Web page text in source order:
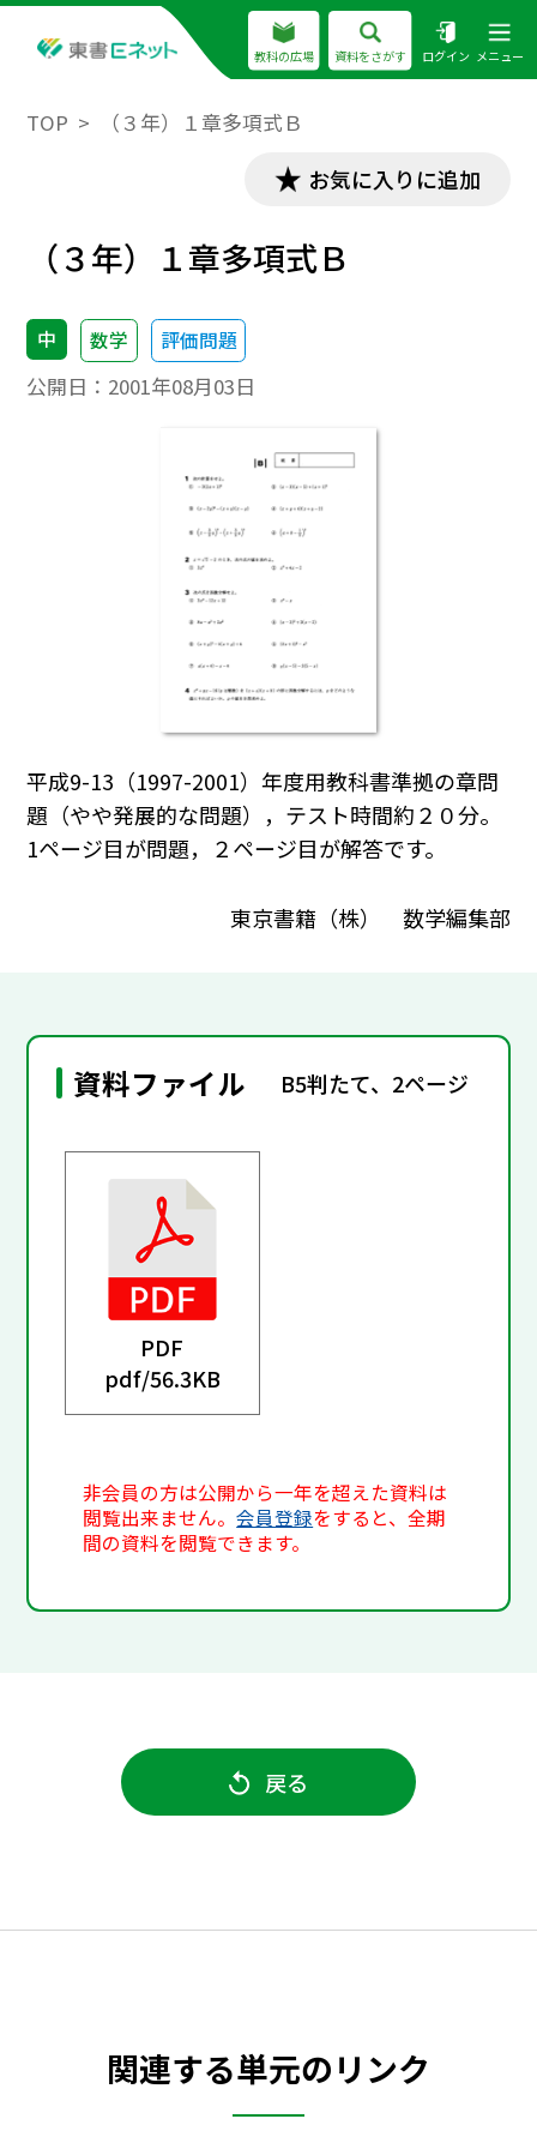
教科の広場 資料をさがす ログイン メニュー
TOP （３年）１章多項式Ｂ
お気に入りに追加
（３年）１章多項式Ｂ
中 数学 評価問題
公開日： 2001年08月03日
平成9-13（1997-2001）年度用教科書準拠の章問
題（やや発展的な問題），テスト時間約２０分。
1ページ目が問題，２ページ目が解答です。
東京書籍（株） 数学編集部
資料ファイル B5判たて、2ページ
PDF
pdf/56.3KB
非会員の方は公開から一年を超えた資料は
閲覧出来ません。会員登録をすると、全期
間の資料を閲覧できます。
戻る
関連する単元のリンク